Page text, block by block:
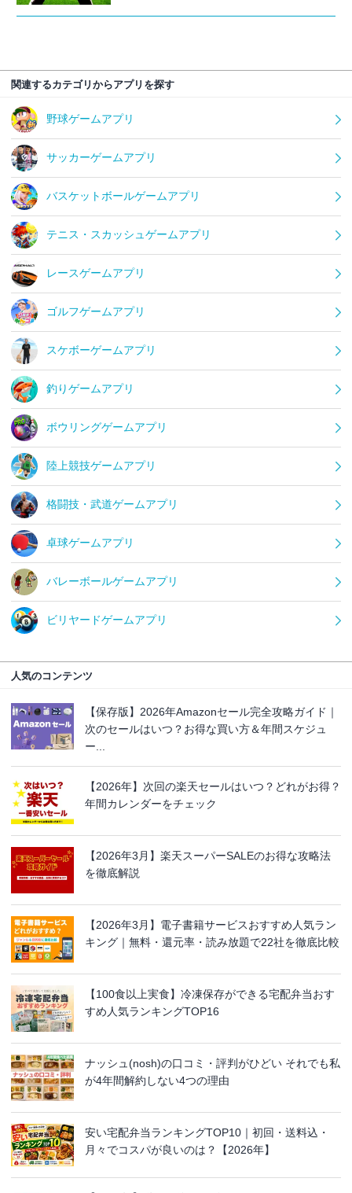
関連するカテゴリからアプリを探す
野球ゲームアプリ
サッカーゲームアプリ
バスケットボールゲームアプリ
テニス・スカッシュゲームアプリ
レースゲームアプリ
ゴルフゲームアプリ
スケボーゲームアプリ
釣りゲームアプリ
ボウリングゲームアプリ
陸上競技ゲームアプリ
格闘技・武道ゲームアプリ
卓球ゲームアプリ
バレーボールゲームアプリ
ビリヤードゲームアプリ
人気のコンテンツ
【保存版】2026年Amazonセール完全攻略ガイド｜
次のセールはいつ？お得な買い方＆年間スケジュ
ー...
【2026年】次回の楽天セールはいつ？どれがお得？
年間カレンダーをチェック
【2026年3月】楽天スーパーSALEのお得な攻略法
を徹底解説
【2026年3月】電子書籍サービスおすすめ人気ラン
キング｜無料・還元率・読み放題で22社を徹底比較
【100食以上実食】冷凍保存ができる宅配弁当おす
すめ人気ランキングTOP16
ナッシュ(nosh)の口コミ・評判がひどい それでも私
が4年間解約しない4つの理由
安い宅配弁当ランキングTOP10｜初回・送料込・
月々でコスパが良いのは？【2026年】